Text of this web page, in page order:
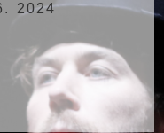
2024